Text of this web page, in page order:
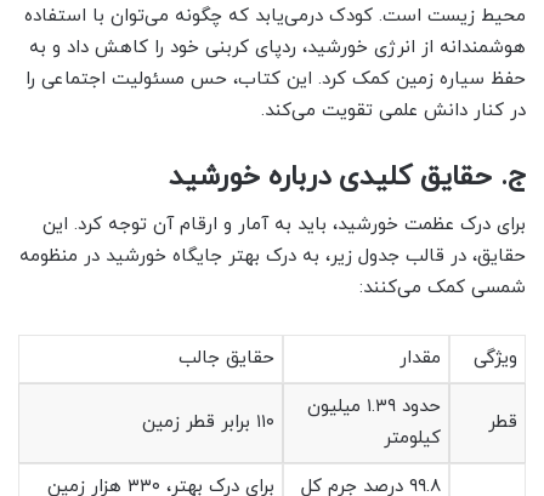
محیط زیست است. کودک درمی‌یابد که چگونه می‌توان با استفاده
هوشمندانه از انرژی خورشید، ردپای کربنی خود را کاهش داد و به
حفظ سیاره زمین کمک کرد. این کتاب، حس مسئولیت اجتماعی را
در کنار دانش علمی تقویت می‌کند.
ج. حقایق کلیدی درباره خورشید
برای درک عظمت خورشید، باید به آمار و ارقام آن توجه کرد. این
حقایق، در قالب جدول زیر، به درک بهتر جایگاه خورشید در منظومه
شمسی کمک می‌کنند:
ویژگی مقدار حقایق جالب
قطر
حدود ۱.۳۹ میلیون
کیلومتر
۱۱۰ برابر قطر زمین
۹۹.۸ درصد جرم کل
برای درک بهتر، ۳۳۰ هزار زمین